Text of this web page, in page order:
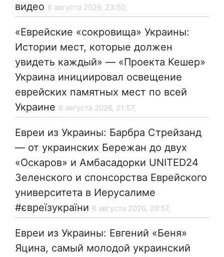
видео 6 августа 2026, 23:50,
«Еврейские «сокровища» Украины:
Истории мест, которые должен
увидеть каждый» — «Проекта Кешер»
Украина инициировал освещение
еврейских памятных мест по всей
Украине 6 августа 2026, 21:57,
Евреи из Украины: Барбра Стрейзанд
— от украинских Бережан до двух
«Оскаров» и Амбасадорки UNITED24
Зеленского и спонсорства Еврейского
университета в Иерусалиме
#євреїзукраїни 6 августа 2026, 20:57,
Евреи из Украины: Евгений «Беня»
Яцина, самый молодой украинский